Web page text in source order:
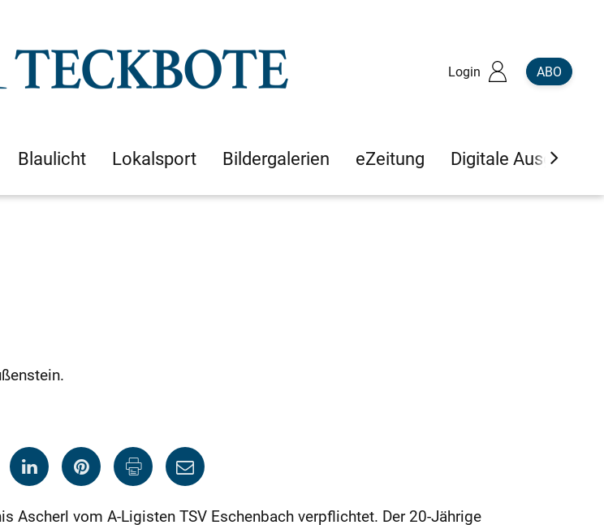
Login ABO
Blaulicht Lokalsport Bildergalerien eZeitung Digitale Ausgaben
Ascherl vom A-Ligisten TSV Eschenbach verpflichtet. Der 20-Jährige